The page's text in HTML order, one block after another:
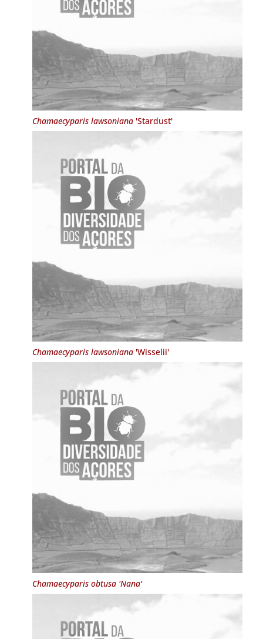
Chamaecyparis lawsoniana'Stardust'
Chamaecyparis lawsoniana'Wisselii'
Chamaecyparis obtusa 'Nana'